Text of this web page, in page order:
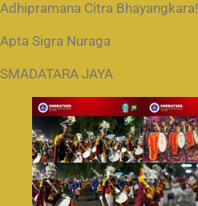
Adhipramana Citra Bhayangkara!
Apta Sigra Nuraga
SMADATARA JAYA